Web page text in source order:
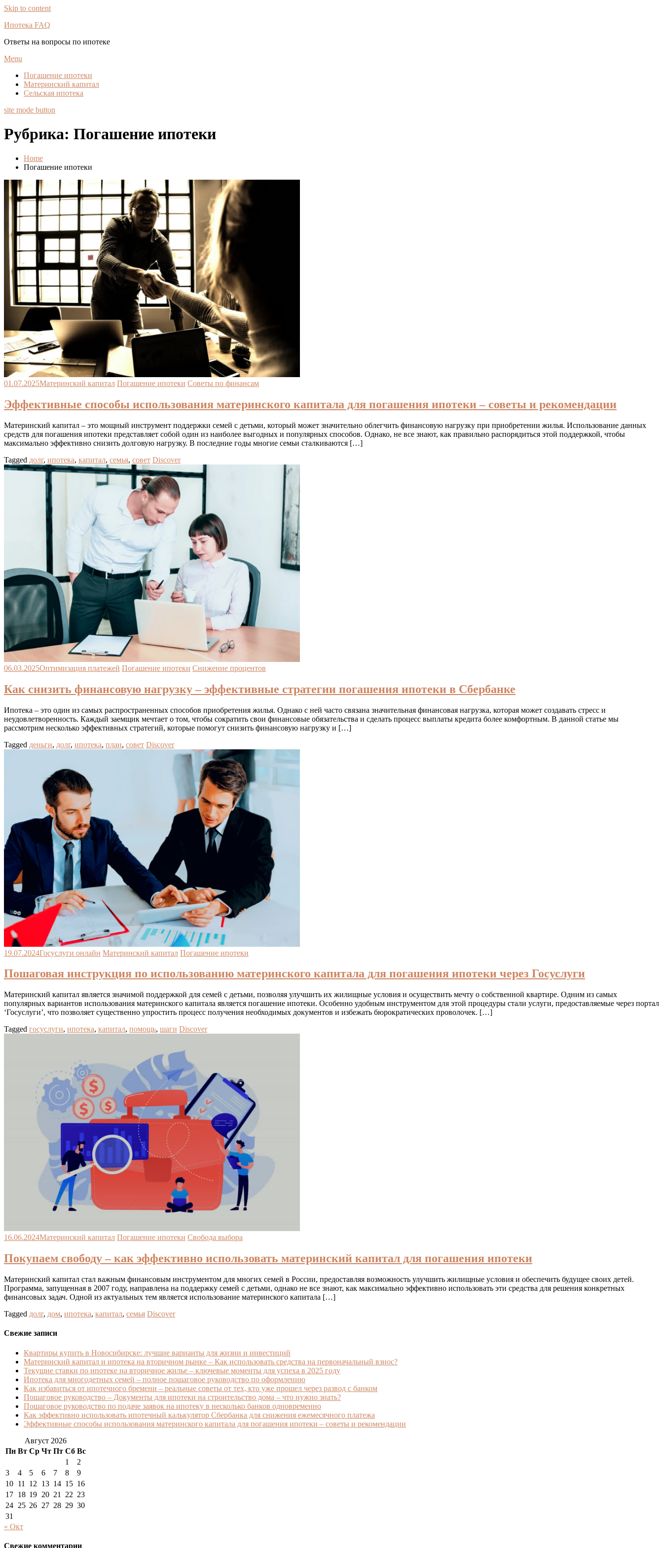
Skip to content
Ипотека FAQ
Ответы на вопросы по ипотеке
Menu
Погашение ипотеки
Материнский капитал
Сельская ипотека
site mode button
Рубрика: Погашение ипотеки
Home
Погашение ипотеки
01.07.2025Материнский капитал Погашение ипотеки Советы по финансам
Эффективные способы использования материнского капитала для погашения ипотеки – советы и рекомендации
Материнский капитал – это мощный инструмент поддержки семей с детьми, который может значительно облегчить финансовую нагрузку при приобретении жилья. Использование данных
средств для погашения ипотеки представляет собой один из наиболее выгодных и популярных способов. Однако, не все знают, как правильно распорядиться этой поддержкой, чтобы
максимально эффективно снизить долговую нагрузку. В последние годы многие семьи сталкиваются […]
Tagged долг, ипотека, капитал, семья, совет Discover
06.03.2025Оптимизация платежей Погашение ипотеки Снижение процентов
Как снизить финансовую нагрузку – эффективные стратегии погашения ипотеки в Сбербанке
Ипотека – это один из самых распространенных способов приобретения жилья. Однако с ней часто связана значительная финансовая нагрузка, которая может создавать стресс и
неудовлетворенность. Каждый заемщик мечтает о том, чтобы сократить свои финансовые обязательства и сделать процесс выплаты кредита более комфортным. В данной статье мы
рассмотрим несколько эффективных стратегий, которые помогут снизить финансовую нагрузку и […]
Tagged деньги, долг, ипотека, план, совет Discover
19.07.2024Госуслуги онлайн Материнский капитал Погашение ипотеки
Пошаговая инструкция по использованию материнского капитала для погашения ипотеки через Госуслуги
Материнский капитал является значимой поддержкой для семей с детьми, позволяя улучшить их жилищные условия и осуществить мечту о собственной квартире. Одним из самых
популярных вариантов использования материнского капитала является погашение ипотеки. Особенно удобным инструментом для этой процедуры стали услуги, предоставляемые через портал
‘Госуслуги’, что позволяет существенно упростить процесс получения необходимых документов и избежать бюрократических проволочек. […]
Tagged госуслуги, ипотека, капитал, помощь, шаги Discover
16.06.2024Материнский капитал Погашение ипотеки Свобода выбора
Покупаем свободу – как эффективно использовать материнский капитал для погашения ипотеки
Материнский капитал стал важным финансовым инструментом для многих семей в России, предоставляя возможность улучшить жилищные условия и обеспечить будущее своих детей.
Программа, запущенная в 2007 году, направлена на поддержку семей с детьми, однако не все знают, как максимально эффективно использовать эти средства для решения конкретных
финансовых задач. Одной из актуальных тем является использование материнского капитала […]
Tagged долг, дом, ипотека, капитал, семья Discover
Свежие записи
Квартиры купить в Новосибирске: лучшие варианты для жизни и инвестиций
Материнский капитал и ипотека на вторичном рынке – Как использовать средства на первоначальный взнос?
Текущие ставки по ипотеке на вторичное жилье – ключевые моменты для успеха в 2025 году
Ипотека для многодетных семей – полное пошаговое руководство по оформлению
Как избавиться от ипотечного бремени – реальные советы от тех, кто уже прошел через развод с банком
Пошаговое руководство – Документы для ипотеки на строительство дома – что нужно знать?
Пошаговое руководство по подаче заявок на ипотеку в несколько банков одновременно
Как эффективно использовать ипотечный калькулятор Сбербанка для снижения ежемесячного платежа
Эффективные способы использования материнского капитала для погашения ипотеки – советы и рекомендации
Август 2026
Пн Вт Ср Чт Пт Сб Вс
1
2
3
4 5 6 7 8
9
10 11 12 13 14 15 16
17 18 19 20 21 22 23
24 25 26 27 28 29 30
31
« Окт
Свежие комментарии